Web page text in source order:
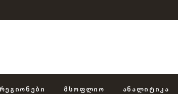
ᲠᲔᲒᲘᲝᲜᲔᲑᲘ ᲛᲡᲝᲤᲚᲘᲝ ᲐᲜᲐᲚᲘᲢᲘᲙᲐ